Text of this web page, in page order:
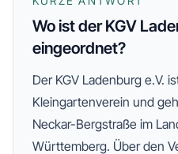
Wo ist der KGV
eingeordnet?
Der KGV Ladenburg e.V.
Kleingartenverein und
Neckar-Bergstraße im
Württemberg. Über den